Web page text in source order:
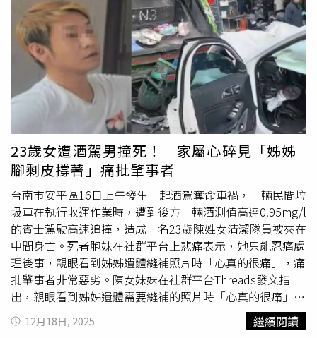
是對經痛、頭痛很有用的「普拿疼」。 待女同事服用後陷
入昏睡狀態，賴男隨即強行性侵得逞，直到當天下午女同事
驚醒離開，返家驚覺身體有異狀，驗傷發現尿液、內褲及私
處有賴男DNA，立刻報警提告。案經台南地院審理，賴男供
稱兩人是曖昧對象、有交往，賴男的辯護人也強調兩人為合
意性交，控訴女同事是想「仙人跳」；女同事則說兩人並非
男女朋友，賴男曾追求她，但她告訴對方說不適合，當朋友
比較好，而這件事過後讓她感到焦慮、恐慌，更因此到身心
科接受治療。一審法官綜合相關證據，未採信賴男說詞，認
為賴男行為惡性不低，且犯後矢口否認，依藥劑強制性交罪
判他有期徒刑8年6個月。賴男不服提起上訴並改口認罪，強
調自己沒有前科紀錄，不是罪無可赦的人，表示是因為害怕
才選擇掩飾錯誤，希望可以在民事賠償，已先行給付對方70
萬元部分賠償，並主張自己長期單親照顧2名未成年子女，
祖母也已去世，只剩失智的母親及未同住癌症末期的父親，
不管生活上的照料或經濟上的提供都仰賴他，希望可以減輕
他的刑期，讓他能早日回歸社會。二審法官考量，賴男無前
科且坦承犯行，加上已賠償70萬元等犯後態度，決定撤銷原
判決部分內容，改判有期徒刑8年，可上訴。◎若自身或旁
人遭受身體精神虐待、性騷擾、性侵害，請打110報案再打
23歲女遭酒駕男撞死！ 家屬心碎見「姊姊
腳剩皮撐著」痛批肇事者
台南市安平區16日上午發生一起酒駕奪命車禍，一輛民間垃
圾車在執行收運作業時，遭到後方一輛酒測值高達0.95mg/l
的賓士駕駛高速追撞，造成一名23歲陳姓女清潔隊員被夾在
中間身亡。死者胞妹在社群平台上悲痛表示，她只能忍痛處
理後事，親眼看到姊姊遺體縫補照片時「心真的很痛」，痛
批肇事者非常惡劣。陳女妹妹在社群平台Threads發文指
出，親眼看到姊姊遺體需要縫補的照片時「心真的很痛」，
「下半身兩隻腳雖然還有皮撐著，但若是沒有那些皮的幫
忙，絕對會變成一塊一塊的，裡面的肉全部跑出來。」事後
12月18日, 2025 繼續閱讀